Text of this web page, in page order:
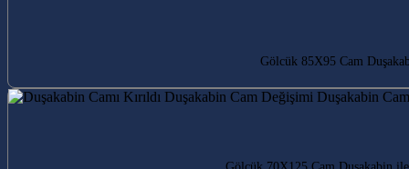
Gölcük 85X95 Cam